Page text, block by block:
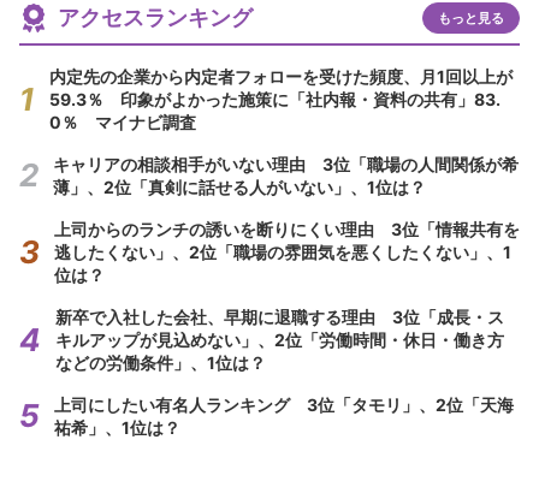
アクセスランキング もっと見る
内定先の企業から内定者フォローを受けた頻度、月1回以上が
59.3％ 印象がよかった施策に「社内報・資料の共有」83.
0％ マイナビ調査
キャリアの相談相手がいない理由 3位「職場の人間関係が希
薄」、2位「真剣に話せる人がいない」、1位は？
上司からのランチの誘いを断りにくい理由 3位「情報共有を
逃したくない」、2位「職場の雰囲気を悪くしたくない」、1
位は？
新卒で入社した会社、早期に退職する理由 3位「成長・ス
キルアップが見込めない」、2位「労働時間・休日・働き方
などの労働条件」、1位は？
上司にしたい有名人ランキング 3位「タモリ」、2位「天海
祐希」、1位は？